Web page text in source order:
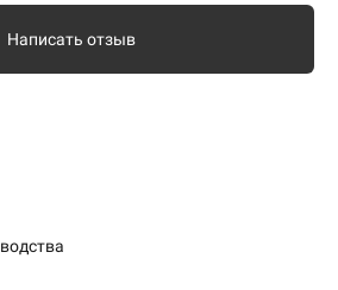
Написать отзыв